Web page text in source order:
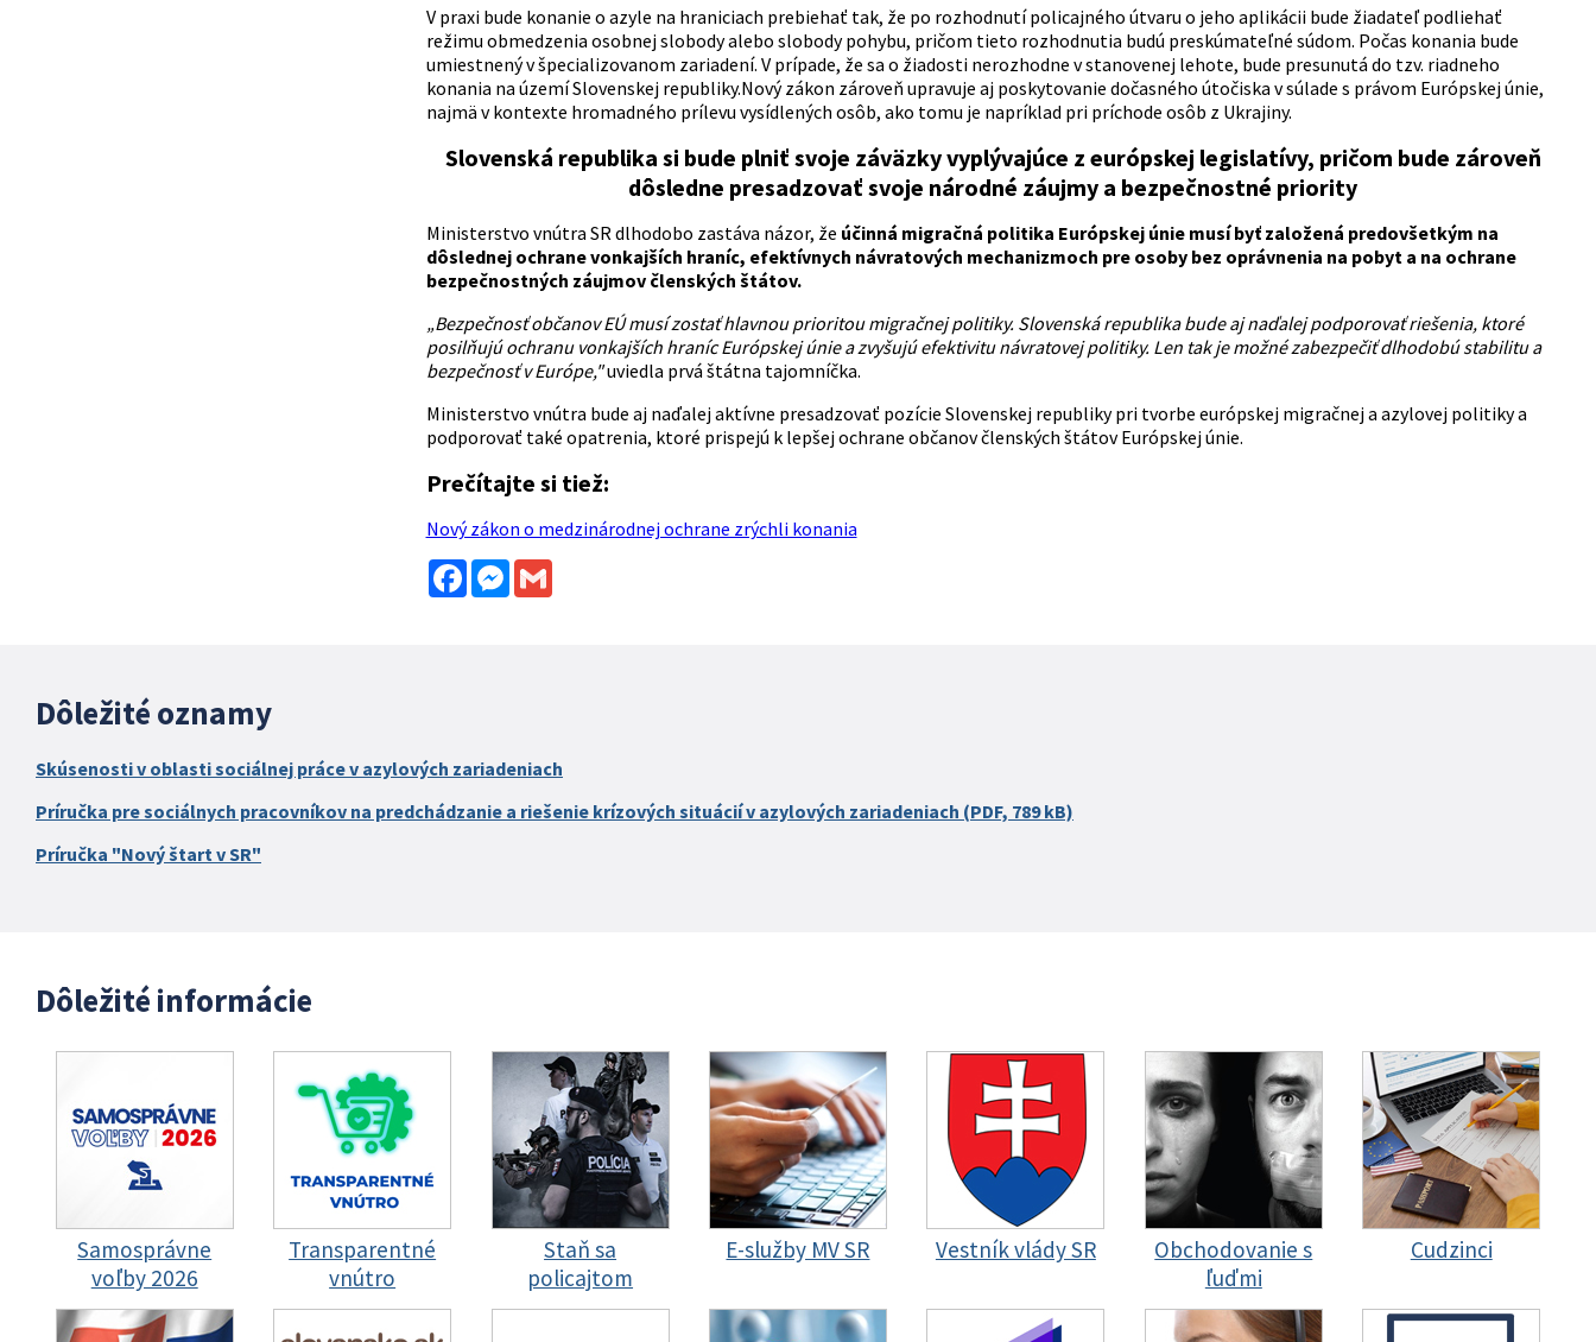
V praxi bude konanie o azyle na hraniciach prebiehať tak, že po rozhodnutí policajného útvaru o jeho aplikácii bude žiadateľ podliehať
režimu obmedzenia osobnej slobody alebo slobody pohybu, pričom tieto rozhodnutia budú preskúmateľné súdom. Počas konania bude
umiestnený v špecializovanom zariadení. V prípade, že sa o žiadosti nerozhodne v stanovenej lehote, bude presunutá do tzv. riadneho
konania na území Slovenskej republiky.Nový zákon zároveň upravuje aj poskytovanie dočasného útočiska v súlade s právom Európskej únie,
najmä v kontexte hromadného prílevu vysídlených osôb, ako tomu je napríklad pri príchode osôb z Ukrajiny.
Slovenská republika si bude plniť svoje záväzky vyplývajúce z európskej legislatívy, pričom bude zároveň
dôsledne presadzovať svoje národné záujmy a bezpečnostné priority
Ministerstvo vnútra SR dlhodobo zastáva názor, že účinná migračná politika Európskej únie musí byť založená predovšetkým na
dôslednej ochrane vonkajších hraníc, efektívnych návratových mechanizmoch pre osoby bez oprávnenia na pobyt a na ochrane
bezpečnostných záujmov členských štátov.
„Bezpečnosť občanov EÚ musí zostať hlavnou prioritou migračnej politiky. Slovenská republika bude aj naďalej podporovať riešenia, ktoré
posilňujú ochranu vonkajších hraníc Európskej únie a zvyšujú efektivitu návratovej politiky. Len tak je možné zabezpečiť dlhodobú stabilitu a
bezpečnosť v Európe,"uviedla prvá štátna tajomníčka.
Ministerstvo vnútra bude aj naďalej aktívne presadzovať pozície Slovenskej republiky pri tvorbe európskej migračnej a azylovej politiky a
podporovať také opatrenia, ktoré prispejú k lepšej ochrane občanov členských štátov Európskej únie.
Prečítajte si tiež:
Nový zákon o medzinárodnej ochrane zrýchli konania
FacebookMessenger
Gmail
Dôležité oznamy
Skúsenosti v oblasti sociálnej práce v azylových zariadeniach
Príručka pre sociálnych pracovníkov na predchádzanie a riešenie krízových situácií v azylových zariadeniach (PDF, 789 kB)
Príručka "Nový štart v SR"
Dôležité informácie
Samosprávne
voľby 2026
Transparentné
vnútro
Staň sa
policajtom
E-služby MV SR Vestník vlády SR
Obchodovanie s
ľuďmi
Cudzinci